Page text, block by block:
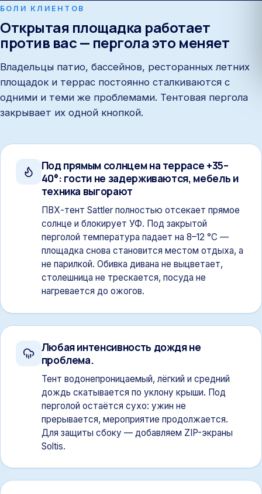
БОЛИ КЛИЕНТОВ
Открытая площадка работает
против вас — пергола это меняет
Владельцы патио, бассейнов, ресторанных летних
площадок и террас постоянно сталкиваются с
одними и теми же проблемами. Тентовая пергола
закрывает их одной кнопкой.
Под прямым солнцем на террасе +35–
40°: гости не задерживаются, мебель и
техника выгорают
ПВХ-тент Sattler полностью отсекает прямое
солнце и блокирует УФ. Под закрытой
перголой температура падает на 8–12 °C —
площадка снова становится местом отдыха, а
не парилкой. Обивка дивана не выцветает,
столешница не трескается, посуда не
нагревается до ожогов.
Любая интенсивность дождя не
проблема.
Тент водонепроницаемый, лёгкий и средний
дождь скатывается по уклону крыши. Под
перголой остаётся сухо: ужин не
прерывается, мероприятие продолжается.
Для защиты сбоку — добавляем ZIP-экраны
Soltis.